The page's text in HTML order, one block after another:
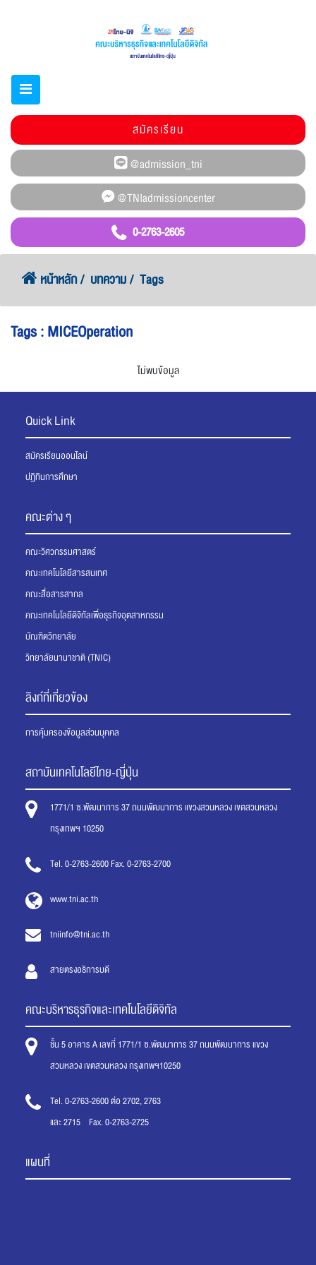
0-2763-2605
สมัครเรียน
หน้าหลัก บทความ Tags
Tags : MICEOperation
ไม่พบข้อมูล
Quick Link
สมัครเรียนออนไลน์
ปฏิทินการศึกษา
คณะต่าง ๆ
คณะวิศวกรรมศาสตร์
คณะเทคโนโลยีสารสนเทศ
คณะสื่อสารสากล
คณะเทคโนโลยีดิจิทัลเพื่อธุรกิจอุตสาหกรรม
บัณฑิตวิทยาลัย
วิทยาลัยนานาชาติ (TNIC)
ลิงก์ที่เกี่ยวข้อง
การคุ้มครองข้อมูลส่วนบุคคล
สถาบันเทคโนโลยีไทย-ญี่ปุ่น
1771/1 ซ.พัฒนาการ 37 ถนนพัฒนาการ แขวงสวนหลวง เขตสวนหลวง
กรุงเทพฯ 10250
Tel. 0-2763-2600 Fax. 0-2763-2700
www.tni.ac.th
tniinfo@tni.ac.th
สายตรงอธิการบดี
คณะบริหารธุรกิจและเทคโนโลยีดิจิทัล
ชั้น 5 อาคาร A เลขที่ 1771/1 ซ.พัฒนาการ 37 ถนนพัฒนาการ แขวง
สวนหลวง เขตสวนหลวง กรุงเทพฯ10250
Tel. 0-2763-2600 ต่อ 2702, 2763
และ 2715 Fax. 0-2763-2725
แผนที่